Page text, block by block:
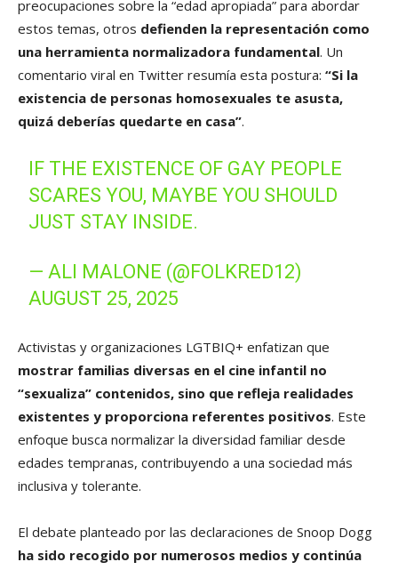
preocupaciones sobre la “edad apropiada” para abordar
estos temas, otros defienden la representación como
una herramienta normalizadora fundamental. Un
comentario viral en Twitter resumía esta postura: “Si la
existencia de personas homosexuales te asusta,
quizá deberías quedarte en casa”.
IF THE EXISTENCE OF GAY PEOPLE
SCARES YOU, MAYBE YOU SHOULD
JUST STAY INSIDE.
— ALI MALONE (@FOLKRED12)
AUGUST 25, 2025
Activistas y organizaciones LGTBIQ+ enfatizan que
mostrar familias diversas en el cine infantil no
“sexualiza” contenidos, sino que refleja realidades
existentes y proporciona referentes positivos. Este
enfoque busca normalizar la diversidad familiar desde
edades tempranas, contribuyendo a una sociedad más
inclusiva y tolerante.
El debate planteado por las declaraciones de Snoop Dogg
ha sido recogido por numerosos medios y continúa